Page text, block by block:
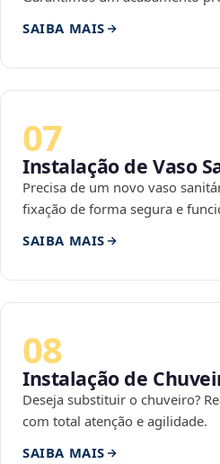
SAIBA MAIS
07
Instalação de Vaso
Precisa de um novo vaso
fixação de forma segura e
SAIBA MAIS
08
Instalação de
Deseja substituir o chuveiro?
com total atenção e agilidade.
SAIBA MAIS